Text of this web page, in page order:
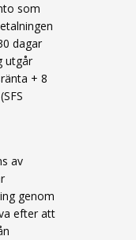
som
dagar
utgår
+ 8
av
genom
efter att